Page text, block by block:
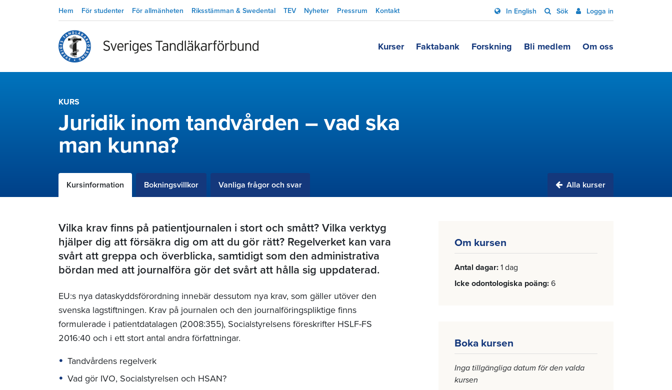
Hem För studenter För allmänheten Riksstämman & Swedental TEV Nyheter Pressrum Kontakt In English Sök Logga in
Kurser Faktabank Forskning Bli medlem Om oss
KURS
Juridik inom tandvården – vad ska
man kunna?
Kursinformation Bokningsvillkor Vanliga frågor och svar Alla kurser
Om kursen
Antal dagar 1 dag
Icke odontologiska poäng 6
Boka kursen
Inga tillgängliga datum för den valda
kursen
Vilka krav finns på patientjournalen i stort och smått? Vilka verktyg
hjälper dig att försäkra dig om att du gör rätt? Regelverket kan vara
svårt att greppa och överblicka, samtidigt som den administrativa
bördan med att journalföra gör det svårt att hålla sig uppdaterad.
EU:s nya dataskyddsförordning innebär dessutom nya krav, som gäller utöver den
svenska lagstiftningen. Krav på journalen och den journalföringspliktige finns
formulerade i patientdatalagen (2008:355), Socialstyrelsens föreskrifter HSLF-FS
2016:40 och i ett stort antal andra författningar.
Tandvårdens regelverk
Vad gör IVO, Socialstyrelsen och HSAN?